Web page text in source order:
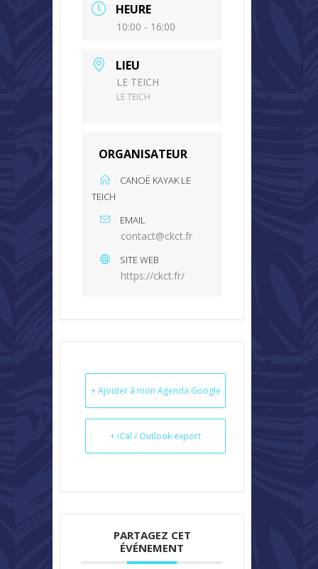
HEURE
10:00 - 16:00
LIEU
LE TEICH
LE TEICH
ORGANISATEUR
CANOË KAYAK LE
TEICH
EMAIL
contact@ckct.fr
SITE WEB
https://ckct.fr/
+ Ajouter à mon Agenda Google
+ iCal / Outlook export
PARTAGEZ CET
ÉVÉNEMENT